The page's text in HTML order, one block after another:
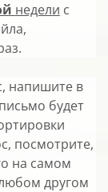
недели с
напишите в
будет
посмотрите,
на самом
другом